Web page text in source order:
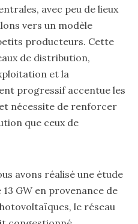
avec peu de lieux
vers un modèle
producteurs. Cette
de distribution,
et la
progressif accentue les
nécessite de renforcer
que ceux de
avons réalisé une étude
GW en provenance de
le réseau